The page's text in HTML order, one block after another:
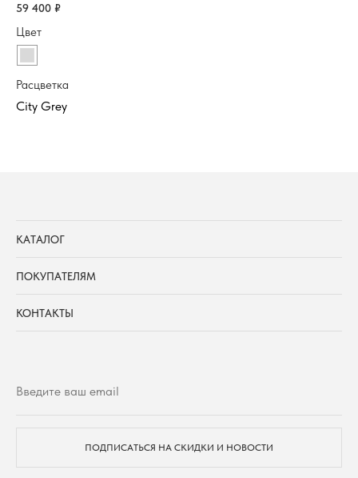
59 400 ₽
Цвет
Расцветка
КАТАЛОГ
ПОКУПАТЕЛЯМ
КОНТАКТЫ
ПОДПИСАТЬСЯ НА СКИДКИ И НОВОСТИ